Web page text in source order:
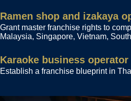
Ramen shop and izakaya
Grant master franchise rights to
Malaysia, Singapore, Vietnam,
Karaoke business operator
Establish a franchise blueprint in